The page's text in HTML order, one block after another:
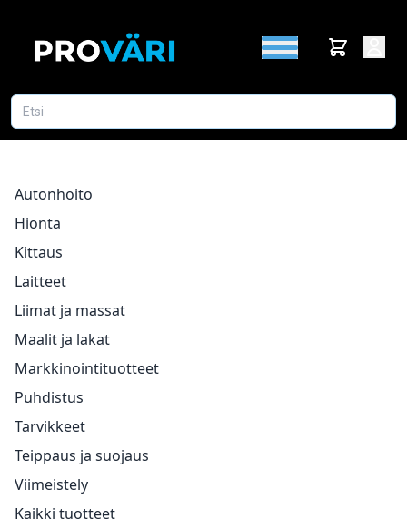
Autonhoito
Hionta
Kittaus
Laitteet
Liimat ja massat
Maalit ja lakat
Markkinointituotteet
Puhdistus
Tarvikkeet
Teippaus ja suojaus
Viimeistely
Kaikki tuotteet